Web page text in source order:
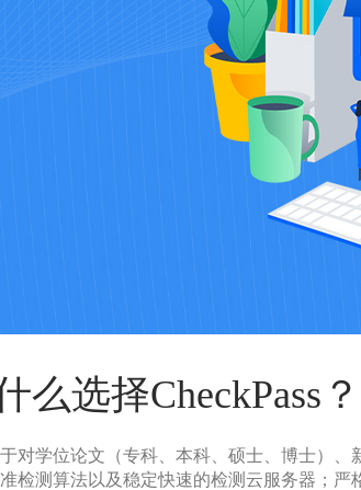
么选择CheckPass？
对学位论文（专科、本科、硕士、博士）、
检测算法以及稳定快速的检测云服务器；严